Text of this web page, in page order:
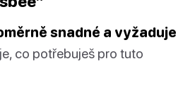
snadné a vyžaduje
co potřebuješ pro tuto